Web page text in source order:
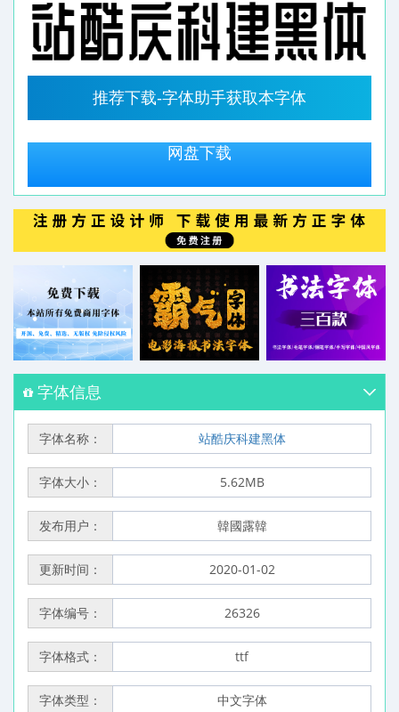
推荐下载-字体助手获取本字体
网盘下载
字体信息
字体名称： 站酷庆科建黑体
字体大小： 5.62MB
发布用户： 韓國露韓
更新时间： 2020-01-02
字体编号： 26326
字体格式： ttf
字体类型： 中文字体